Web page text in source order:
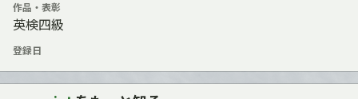
作品・表彰
英検四級
登録日